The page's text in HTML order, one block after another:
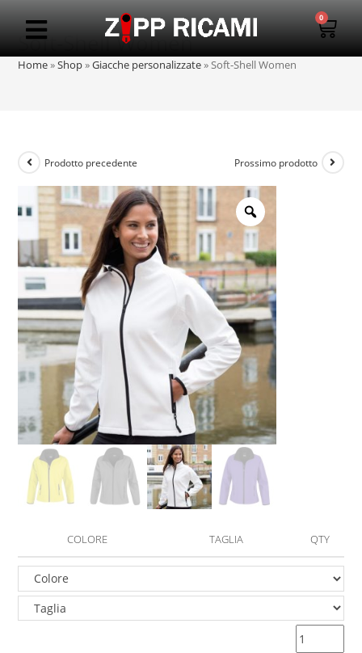
0
Soft-Shell Women
Home»Shop»Giacche personalizzate»Soft-Shell Women
Prodotto precedente Prossimo prodotto
COLORE TAGLIA QTY